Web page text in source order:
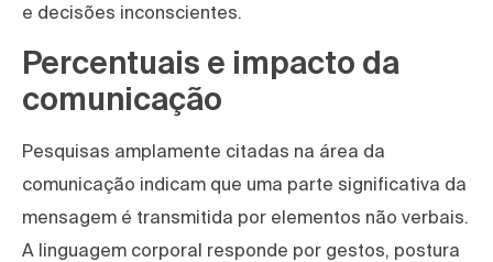
e decisões inconscientes.
Percentuais e impacto da
comunicação
Pesquisas amplamente citadas na área da
comunicação indicam que uma parte significativa da
mensagem é transmitida por elementos não verbais.
A linguagem corporal responde por gestos, postura